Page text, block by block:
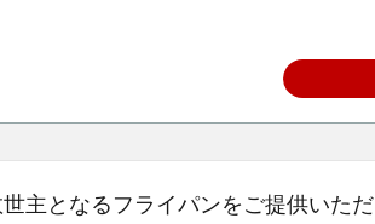
主となるフライパンをご提供いた